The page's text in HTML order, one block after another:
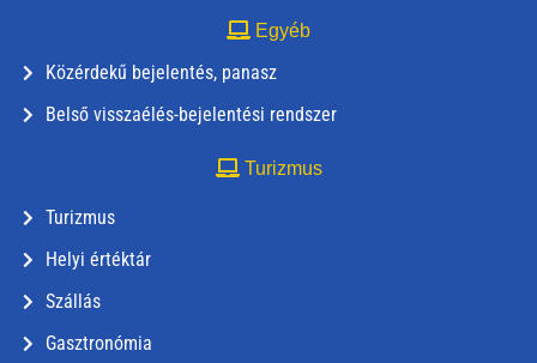
Egyéb
Közérdekű bejelentés, panasz
Belső visszaélés-bejelentési rendszer
Turizmus
Turizmus
Helyi értéktár
Szállás
Gasztronómia